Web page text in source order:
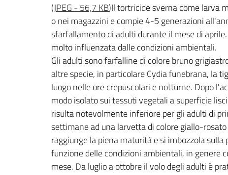
(JPEG - 56,7 KB)Il tortricide sverna come larva
o nei magazzini e compie 4-5 generazioni
sfarfallamento di adulti durante il mese di
molto influenzata dalle condizioni ambientali.
Gli adulti sono farfalline di colore bruno
altre specie, in particolare Cydia funebrana, la
luogo nelle ore crepuscolari e notturne. Dopo
modo isolato sui tessuti vegetali a superficie
risulta notevolmente inferiore per gli adulti di
settimane ad una larvetta di colore giallo-
raggiunge la piena maturità e si imbozzola
funzione delle condizioni ambientali, in genere
mese. Da luglio a ottobre il volo degli adulti è